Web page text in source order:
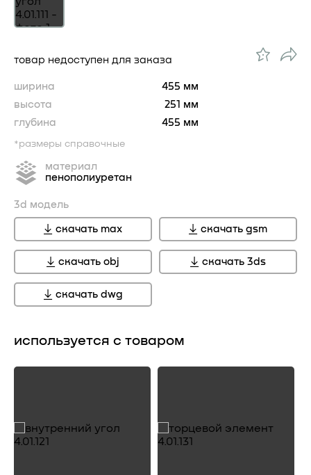
товар недоступен для заказа
ширина
455 мм
высота
251 мм
глубина
455 мм
*размеры справочные
материал
пенополиуретан
3d модель
скачать max скачать gsm
скачать obj скачать 3ds
скачать dwg
используется с товаром